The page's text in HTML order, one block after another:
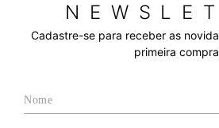
Cadastre-se para receber as
primeira